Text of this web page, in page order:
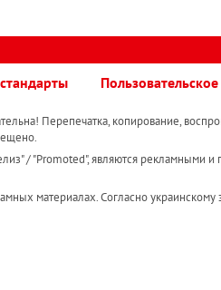
Перепечатка, копирование,
/ "Promoted", являются рекламными и
материалах. Согласно украинскому